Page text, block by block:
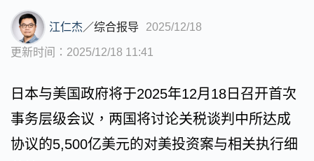
江仁杰 ／综合报导 2025/12/18
更新时间：2025/12/18 11:41
日本与美国政府将于2025年12月18日召开首次
事务层级会议，两国将讨论关税谈判中所达成
协议的5,500亿美元的对美投资案与相关执行细